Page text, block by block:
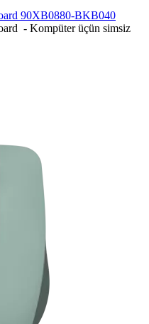
90XB0880-BKB040
- Kompüter üçün simsiz